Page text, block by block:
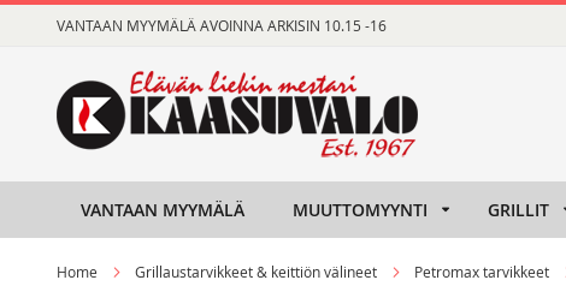
to
VANTAAN MYYMÄLÄ AVOINNA ARKISIN 10.15 -16
VANTAAN MYYMÄLÄ MUUTTOMYYNTI GRILLIT
Home Grillaustarvikkeet & keittiön välineet Petromax tarvikkeet